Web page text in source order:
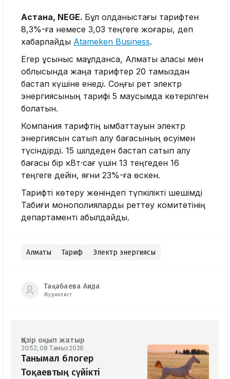
Астана, NEGE. Бұл қолданыстағы тарифтен
8,3%-ға немесе 3,03 теңгеге жоғары, деп
хабарлайды Atameken Business.
Егер ұсыныс мақұлданса, Алматы қаласы мен
облысында жаңа тарифтер 20 тамыздан
бастап күшіне енеді. Соңғы рет электр
энергиясының тарифі 5 маусымда көтерілген
болатын.
Компания тарифтің қымбаттауын электр
энергиясын сатып алу бағасының өсуімен
түсіндірді. 15 шілдеден бастап сатып алу
бағасы бір кВт·сағ үшін 13 теңгеден 16
теңгеге дейін, яғни 23%-ға өскен.
Тарифті көтеру жөніндегі түпкілікті шешімді
Табиғи монополияларды реттеу комитетінің
департаменті қабылдайды.
Алматы Тариф Электр энергиясы
Тақабаева Аида
Журналист
Қазір оқып жатыр
20:52, 08 Тамыз 2026
Танымал блогер
Тоқаевтың сүйікті